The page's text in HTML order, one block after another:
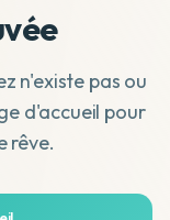
n'existe pas ou
d'accueil pour
rêve.